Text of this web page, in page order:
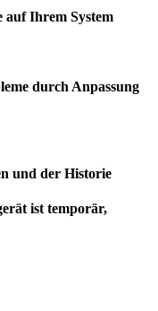
Ihrem System
durch Anpassung
und der Historie
ist temporär,